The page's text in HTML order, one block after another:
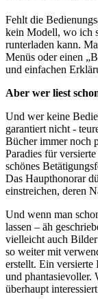
Fehlt die
kein Modell, wo ich
runterladen kann.
Menüs oder einen
und einfachen
Aber wer liest
Und wer keine
garantiert nicht -
Bücher immer noch
Paradies für
schönes
Das Haupthonorar
einstreichen, deren
Und wenn man
lassen – äh
vielleicht auch
so weiter mit
erstellt. Ein versierte
und phantasievoller.
überhaupt